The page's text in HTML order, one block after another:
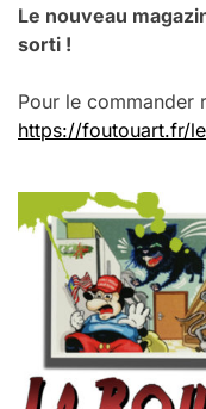
Le nouveau
sorti !
Pour le commander
https://foutouart.fr/